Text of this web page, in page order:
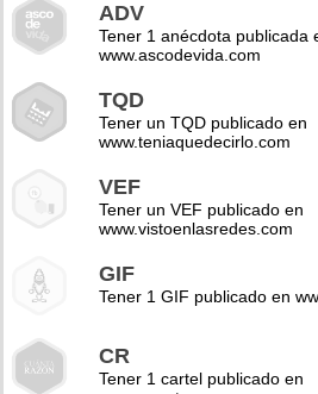
ADV
Tener 1 anécdota publicada
www.ascodevida.com
TQD
Tener un TQD publicado en
www.teniaquedecirlo.com
VEF
Tener un VEF publicado en
www.vistoenlasredes.com
GIF
Tener 1 GIF publicado en
CR
Tener 1 cartel publicado en